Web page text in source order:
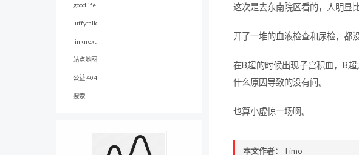
goodlife
luffytalk
linknext
站点地图
公益 404
搜索
这次是去东南院区看的，人明显
开了一堆的血液检查和尿检，都
在B超的时候出现子宫积血，B
什么原因导致的没有问。
也算小虚惊一场啊。
本文作者： Timo